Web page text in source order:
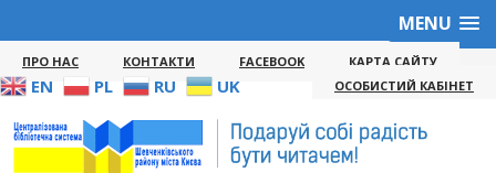
MENU
ПРО НАС КОНТАКТИ FACEBOOK КАРТА САЙТУ
EN PL RU UK ОСОБИСТИЙ КАБІНЕТ